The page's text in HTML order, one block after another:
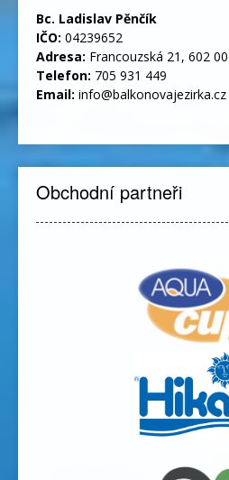
Bc. Ladislav Pěnčík
IČO: 04239652
Adresa: Francouzská 21, 602
Telefon: 705 931 449
Email: info@balkonovajezirka.cz
Obchodní partneři